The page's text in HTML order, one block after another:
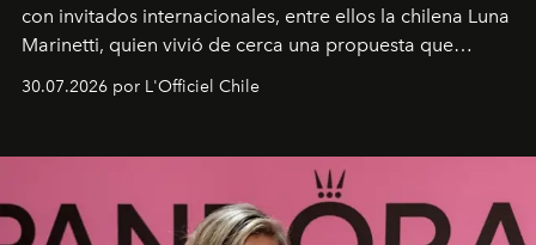
con invitados internacionales, entre ellos la chilena Luna
Marinetti, quien vivió de cerca una propuesta que
30.07.2026 por L'Officiel Chile